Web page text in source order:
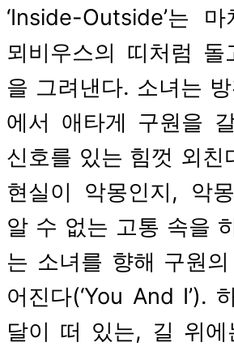
‘Inside-Outside’는
뫼비우스의 띠처럼
을 그려낸다. 소녀는
에서 애타게 구원을
신호를 있는 힘껏 외친
현실이 악몽인지, 악
알 수 없는 고통 속을
는 소녀를 향해 구원
어진다(‘You And I’).
달이 떠 있는, 길 위에